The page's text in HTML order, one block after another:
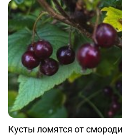
Кусты ломятся от